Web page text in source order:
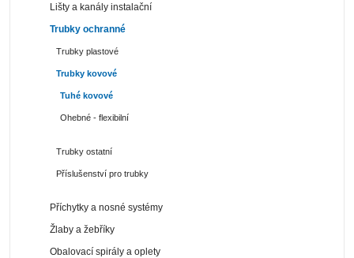
Lišty a kanály instalační
Trubky ochranné
Trubky plastové
Trubky kovové
Tuhé kovové
Ohebné - flexibilní
Trubky ostatní
Příslušenství pro trubky
Příchytky a nosné systémy
Žlaby a žebříky
Obalovací spirály a oplety